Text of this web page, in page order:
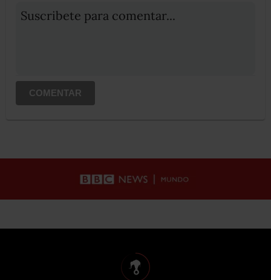
Suscribete para comentar...
COMENTAR